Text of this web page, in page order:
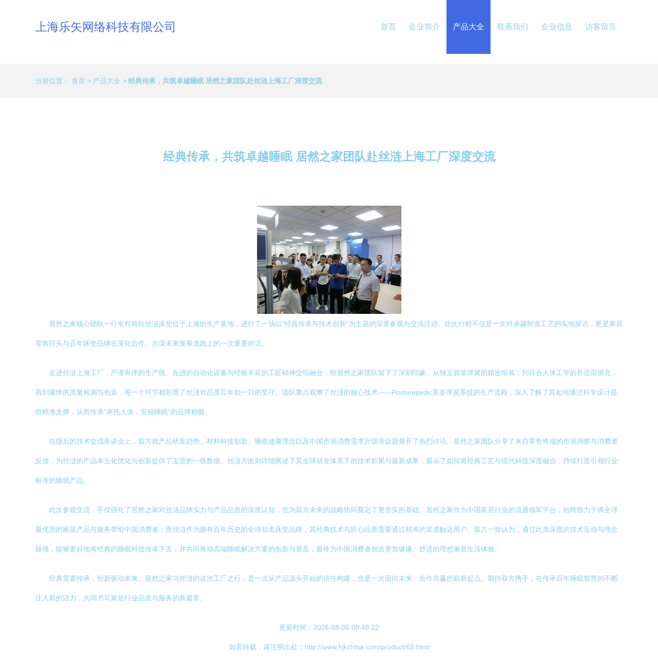
上海乐矢网络科技有限公司 首页 企业简介 产品大全 联系我们 企业信息 访客留言
当前位置： 首页 > 产品大全 > 经典传承，共筑卓越睡眠 居然之家团队赴丝涟上海工厂深度交流
经典传承，共筑卓越睡眠 居然之家团队赴丝涟上海工厂深度交流
居然之家核心团队一行专程前往丝涟床垫位于上海的生产基地，进行了一场以“经典传承与技术创新”为主题的深度参观与交流活动。此次行程不仅是一次对卓越制造工艺的实地探访，更是家居
零售巨头与百年床垫品牌在深化合作、共谋未来发展道路上的一次重要对话。
走进丝涟上海工厂，严谨有序的生产线、先进的自动化设备与经验丰富的工匠精神交织融合，给居然之家团队留下了深刻印象。从独立袋装弹簧的精密组装，到符合人体工学的舒适层填充，
再到最终的质量检测与包装，每一个环节都彰显了丝涟对品质百年如一日的坚守。团队重点观摩了丝涟的核心技术——Posturepedic美姿弹簧系统的生产流程，深入了解了其如何通过科学设计提
供精准支撑，从而传承“承托人体，安稳睡眠”的品牌精髓。
在随后的技术交流座谈会上，双方就产品研发趋势、材料科技创新、睡眠健康理念以及中国市场消费需求升级等议题展开了热烈讨论。居然之家团队分享了来自零售终端的市场洞察与消费者
反馈，为丝涟的产品本土化优化与创新提供了宝贵的一线数据。丝涟方面则详细阐述了其全球研发体系下的技术积累与最新成果，展示了如何将经典工艺与现代科技深度融合，持续打造引领行业
标准的睡眠产品。
此次参观交流，不仅强化了居然之家对丝涟品牌实力与产品品质的深度认知，也为双方未来的战略协同奠定了更坚实的基础。居然之家作为中国家居行业的流通领军平台，始终致力于将全球
最优质的家居产品与服务带给中国消费者；而丝涟作为拥有百年历史的全球知名床垫品牌，其经典技术与匠心品质需要通过精准的渠道触达用户。双方一致认为，通过此类深度的技术互动与理念
碰撞，能够更好地将经典的睡眠科技传承下去，并共同推动高端睡眠解决方案的创新与普及，最终为中国消费者创造更加健康、舒适的理想家居生活体验。
经典需要传承，创新驱动未来。居然之家与丝涟的这次工厂之行，是一次从产品源头开始的信任构建，也是一次面向未来、合作共赢的崭新起点。期待双方携手，在传承百年睡眠智慧的不断
注入新的活力，共同书写家居行业品质与服务的新篇章。
更新时间：2026-08-06 09:48:22
如若转载，请注明出处：http://www.hjkzhfsa.com/product/65.html